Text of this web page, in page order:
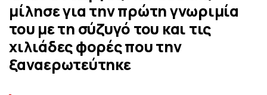
μίλησε για την πρώτη γνωριμία
του με τη σύζυγό του και τις
χιλιάδες φορές που την
ξαναερωτεύτηκε